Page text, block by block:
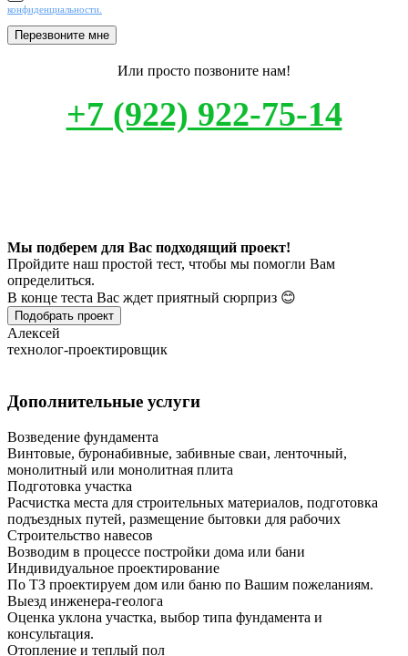
конфиденциальности.
Перезвоните мне
Или просто позвоните нам!
+7 (922) 922-75-14
Мы подберем для Вас подходящий проект!
Пройдите наш простой тест, чтобы мы помогли Вам
определиться.
В конце теста Вас ждет приятный сюрприз 😊
Подобрать проект
Алексей
технолог-проектировщик
Дополнительные услуги
Возведение фундамента
Винтовые, буронабивные, забивные сваи, ленточный,
монолитный или монолитная плита
Подготовка участка
Расчистка места для строительных материалов, подготовка
подъездных путей, размещение бытовки для рабочих
Строительство навесов
Возводим в процессе постройки дома или бани
Индивидуальное проектирование
По ТЗ проектируем дом или баню по Вашим пожеланиям.
Выезд инженера-геолога
Оценка уклона участка, выбор типа фундамента и
консультация.
Отопление и теплый пол